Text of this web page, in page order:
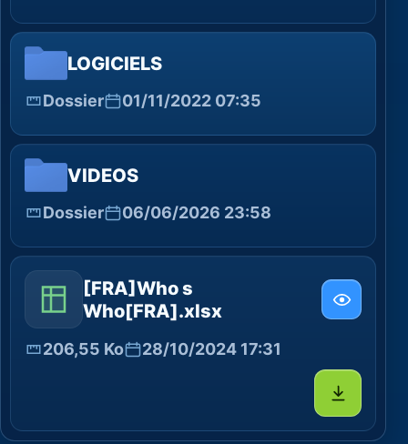
LOGICIELS
Dossier 01/11/2022 07:35
VIDEOS
Dossier 06/06/2026 23:58
[FRA]Who s
Who[FRA].xlsx
206,55 Ko 28/10/2024 17:31